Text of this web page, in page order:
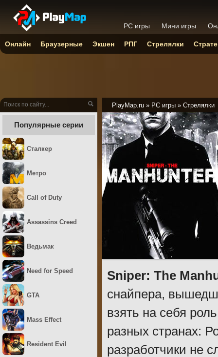
PlayMap.ru » PC игры » Стрелялки
Sniper: The
снайпера,
взять на себя
разных странах:
разработчики не
Популярные серии
Сталкер
Метро
Call of Duty
Assassins Creed
Ведьмак
Need for Speed
GTA
Mass Effect
Resident Evil
PC игры Мини игры
Онлайн Браузерные Экшен РПГ Стрелялки